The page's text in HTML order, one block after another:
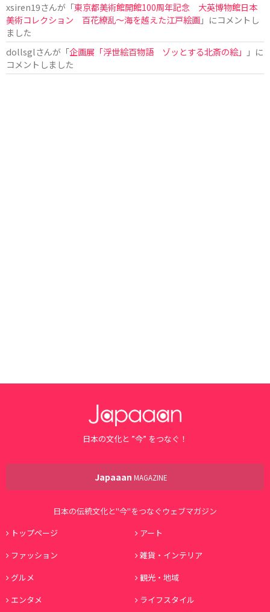
xsiren19さんが「東京都美術館開館100周年記念 大英博物館日本
美術コレクション 百花繚乱～海を越えた江戸絵画」にコメントし
ました
dollsglさんが「企画展「浮世絵百物語 ゾッとする北斎の絵」
」に
コメントしました
日本の文化と ”今” をつなぐ！
Japaaan MAGAZINE
日本の伝統文化と"今"をつなぐウェブマガジン
トップページ
アート
ファッション
雑貨・インテリア
グルメ
観光・地域
エンタメ
ライフスタイル